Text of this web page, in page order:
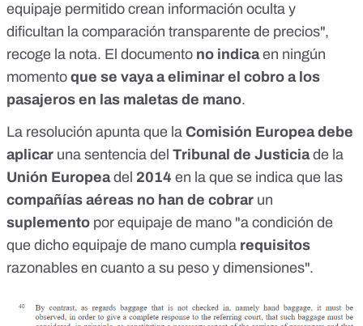
equipaje permitido crean información oculta y
dificultan la comparación transparente de precios",
recoge la nota. El documento no indicaen ningún
momento que se vaya a eliminar el cobro a los
pasajeros en las maletas de mano.
La resolución apunta que la Comisión Europea debe
aplicar una sentencia del Tribunal de Justiciade la
Unión Europeadel 2014 en la que se indica que las
compañías aéreas no han de cobrar un
suplemento por equipaje de mano "a condición de
que dicho equipaje de mano cumpla requisitos
razonables en cuanto a su peso y dimensiones".